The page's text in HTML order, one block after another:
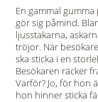
En gammal
gör sig påmind.
ljusstakarna,
tröjor. När
ska sticka i en
Besökaren räcker
Varför? Jo, för hon
hon hinner sticka